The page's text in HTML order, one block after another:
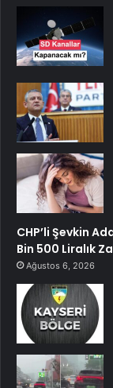
CHP’li Şevkin
Bin 500 Liralık
Ağustos 6, 2026